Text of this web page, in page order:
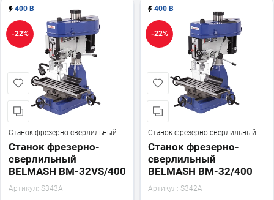
400 В
-22%
Станок фрезерно-сверлильный
Станок фрезерно-
сверлильный
BELMASH BM-32VS/400
Артикул: S343A
400 В
-22%
Станок фрезерно-сверлильный
Станок фрезерно-
сверлильный
BELMASH BM-32/400
Артикул: S342A